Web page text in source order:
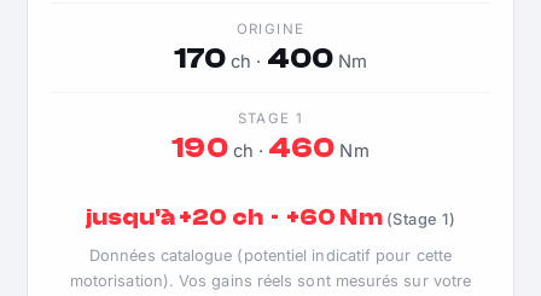
ORIGINE
170 ch · 400Nm
STAGE 1
190ch · 460 Nm
jusqu'à +20 ch · +60 Nm (Stage 1)
Données catalogue (potentiel indicatif pour cette
motorisation). Vos gains réels sont mesurés sur votre